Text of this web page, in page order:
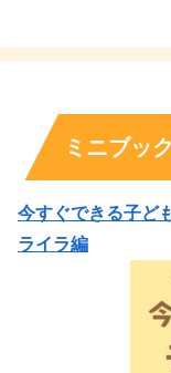
ミニブッ
今すぐできる子ど
ライラ編